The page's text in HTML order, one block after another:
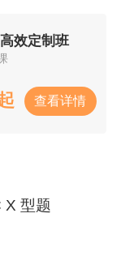
效定制班
查看详情
X 型题